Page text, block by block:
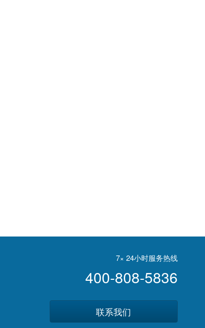
7× 24小时服务热线
400-808-5836
联系我们